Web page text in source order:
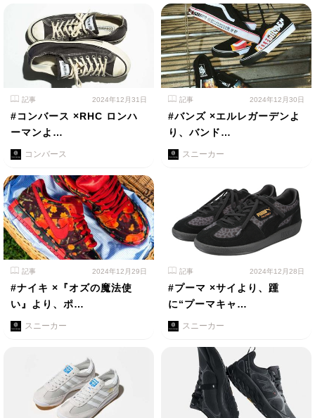
記事 2024年12月31日
#コンバース ×RHC ロンハ
ーマンよ…
コンバース
記事 2024年12月30日
#バンズ ×エルレガーデンよ
り、バンド…
スニーカー
記事 2024年12月29日
#ナイキ ×『オズの魔法使
い』より、ポ…
スニーカー
記事 2024年12月28日
#プーマ ×サイより、踵
に“プーマキャ…
スニーカー